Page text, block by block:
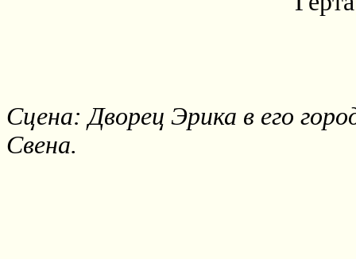
Сцена: Дворец Эрика в его
Свена.